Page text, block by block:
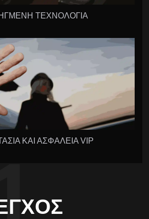
ΤΕΧΝΟΛΟΓΙΑ
ΚΑΙ ΑΣΦΑΛΕΙΑ VIP